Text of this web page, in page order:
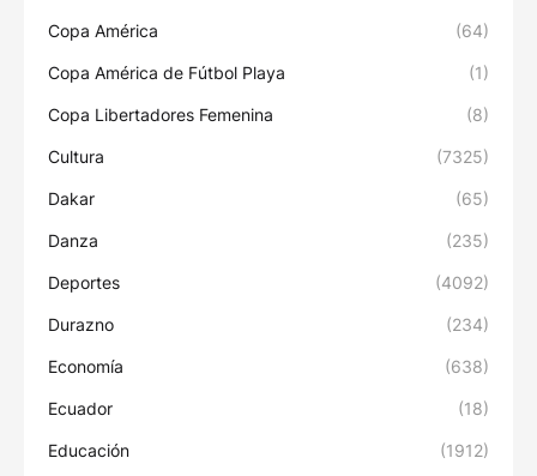
Copa América (64)
Copa América de Fútbol Playa (1)
Copa Libertadores Femenina (8)
Cultura (7325)
Dakar (65)
Danza (235)
Deportes (4092)
Durazno (234)
Economía (638)
Ecuador (18)
Educación (1912)